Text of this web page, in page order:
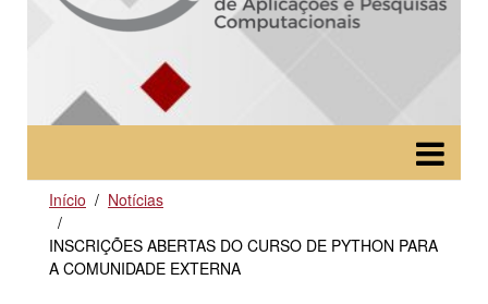
Início Notícias
INSCRIÇÕES ABERTAS DO CURSO DE PYTHON PARA
A COMUNIDADE EXTERNA